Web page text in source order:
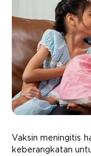
Vaksin meningitis
keberangkatan